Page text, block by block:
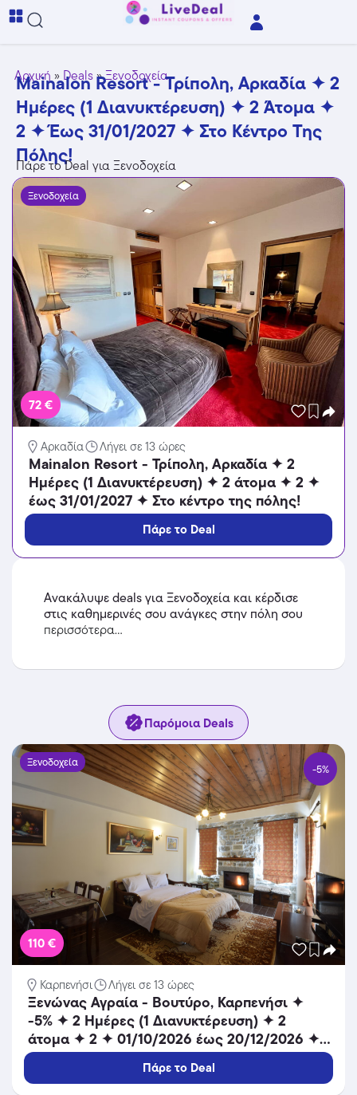
Αρχική » Deals»Ξενοδοχεία
Mainalon Resort - Τρίπολη, Αρκαδία ✦ 2
Ημέρες (1 Διανυκτέρευση) ✦ 2 Άτομα ✦
2 ✦ Έως 31/01/2027 ✦ Στο Κέντρο Της
Πόλης!
Πάρε το Deal για Ξενοδοχεία
Ξενοδοχεία
72 €
Αρκαδία Λήγει σε 13 ώρες
Mainalon Resort - Τρίπολη, Αρκαδία ✦ 2
Ημέρες (1 Διανυκτέρευση) ✦ 2 άτομα ✦ 2 ✦
έως 31/01/2027 ✦ Στο κέντρο της πόλης!
Πάρε το Deal
Ανακάλυψε deals για Ξενοδοχεία και κέρδισε
στις καθημερινές σου ανάγκες στην πόλη σου
περισσότερα...
Παρόμοια Deals
Ξενοδοχεία -5%
110 €
Καρπενήσι Λήγει σε 13 ώρες
Ξενώνας Αγραία - Βουτύρο, Καρπενήσι ✦
-5% ✦ 2 Ημέρες (1 Διανυκτέρευση) ✦ 2
άτομα ✦ 2 ✦ 01/10/2026 έως 20/12/2026 ✦
Μοναδική θέα!
Πάρε το Deal